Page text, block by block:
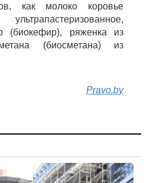
как молоко коровье
(биокефир), ряженка из
(биосметана) из
Pravo.by